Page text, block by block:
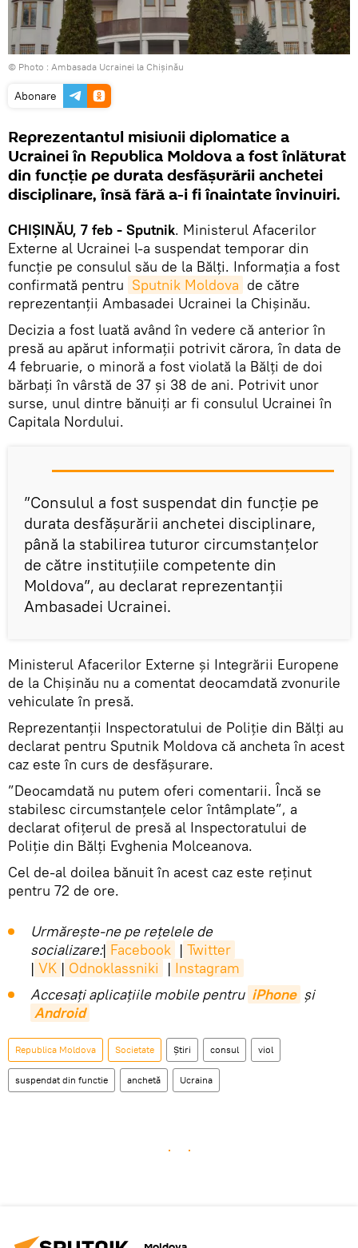
© Photo : Ambasada Ucrainei la Chișinău
Abonare
Reprezentantul misiunii diplomatice a
Ucrainei în Republica Moldova a fost înlăturat
din funcție pe durata desfășurării anchetei
disciplinare, însă fără a-i fi înaintate învinuiri.
CHIȘINĂU, 7 feb - Sputnik. Ministerul Afacerilor
Externe al Ucrainei l-a suspendat temporar din
funcție pe consulul său de la Bălți. Informația a fost
confirmată pentru Sputnik Moldova de către
reprezentanții Ambasadei Ucrainei la Chișinău.
Decizia a fost luată având în vedere că anterior în
presă au apărut informații potrivit cărora, în data de
4 februarie, o minoră a fost violată la Bălți de doi
bărbați în vârstă de 37 și 38 de ani. Potrivit unor
surse, unul dintre bănuiți ar fi consulul Ucrainei în
Capitala Nordului.
”Consulul a fost suspendat din funcție pe
durata desfășurării anchetei disciplinare,
până la stabilirea tuturor circumstanțelor
de către instituțiile competente din
Moldova”, au declarat reprezentanții
Ambasadei Ucrainei.
Ministerul Afacerilor Externe și Integrării Europene
de la Chișinău nu a comentat deocamdată zvonurile
vehiculate în presă.
Reprezentanții Inspectoratului de Poliție din Bălți au
declarat pentru Sputnik Moldova că ancheta în acest
caz este în curs de desfășurare.
”Deocamdată nu putem oferi comentarii. Încă se
stabilesc circumstanțele celor întâmplate”, a
declarat ofițerul de presă al Inspectoratului de
Poliție din Bălți Evghenia Molceanova.
Cel de-al doilea bănuit în acest caz este reținut
pentru 72 de ore.
Urmărește-ne pe rețelele de
socializare:| Facebook | Twitter
| VK | Odnoklassniki | Instagram
Accesaţi aplicaţiile mobile pentru iPhone și
Android
Republica Moldova Societate Știri consul viol
suspendat din functie anchetă Ucraina